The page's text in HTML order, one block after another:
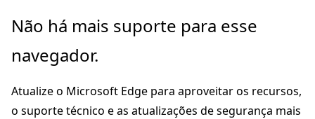
Pular
o
principal
Não há mais suporte para esse
navegador.
Atualize o Microsoft Edge para aproveitar os recursos,
o suporte técnico e as atualizações de segurança mais